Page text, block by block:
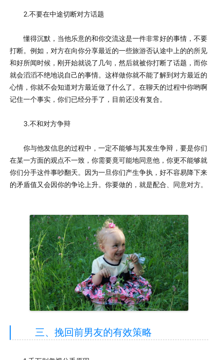
2.不要在中途切断对方话题
懂得沉默，当他乐意的和你交流这是一件非常好的事情，不要
打断。例如，对方在向你分享最近的一些旅游否认途中上的的所见
和好所闻时候，刚开始就说了几句，然后就被你打断了话题，而你
就会滔滔不绝地说自己的事情。这样做你就不能了解到对方最近的
心情，你就不会知道对方最近做了什么了。在聊天的过程中你哟啊
记住一个事实，你们已经分手了，目前还没有复合。
3.不和对方争辩
你与他发信息的过程中，一定不能够与其发生争辩，要是你们
在某一方面的观点不一致，你需要竟可能地同意他，你更不能够就
你们分手这件事吵翻天。因为一旦你们产生争执，好不容易降下来
的矛盾值又会因你的争论上升。你要做的，就是配合、同意对方。
三、挽回前男友的有效策略